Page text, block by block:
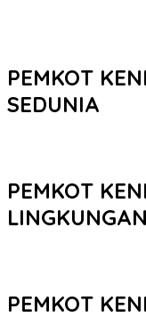
PEMKOT
SEDUNIA
PEMKOT
PEMKOT